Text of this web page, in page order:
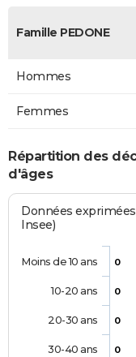
Famille PEDONE
Hommes
Femmes
Répartition des
d'âges
Données
Insee)
0
0
0
0
Moins de 10 ans
10-20 ans
20-30 ans
30-40 ans